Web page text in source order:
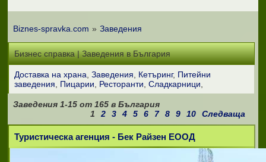
Biznes-spravka.com » Заведения
Бизнес справка | Заведения в България
Доставка на храна Заведения Кетъринг Питейни
заведения
Пицарии Ресторанти Сладкарници
Заведения 1-15от 165в България
1
2 3 4 5 6 7 8 9 10 Следваща
Туристическа агенция - Бек Райзен ЕООД